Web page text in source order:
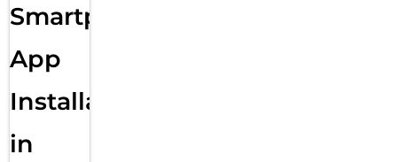
Smartphone
App
Installation
in